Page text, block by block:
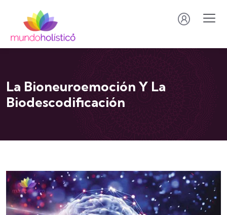
La Bioneuroemoción Y La
Biodescodificación